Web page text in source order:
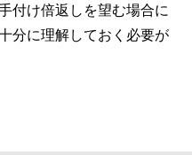
付け倍返しを望む場合に
分に理解しておく必要が